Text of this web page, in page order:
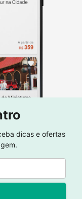
dicas e ofertas